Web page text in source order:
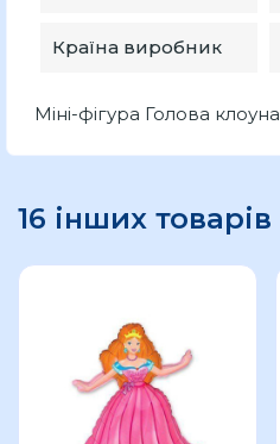
Країна виробник
Міні-фігура Голова
16 інших товарів